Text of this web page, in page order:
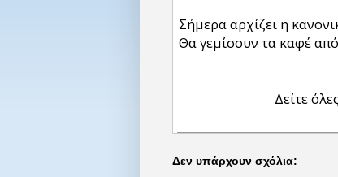
Σήμερα αρχίζει η
Θα γεμίσουν τα καφέ
Δείτε
Δεν υπάρχουν σχόλια: